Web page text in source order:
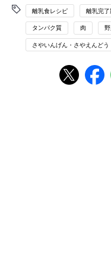
(1)さやいんげん1本はゆ
(2)牛薄切り肉（赤身）1
巻き、全体に小麦粉適
(3)サラダ油少々を熱した
(4)だし汁大さじ1、しょ
えて煮詰め、3つに切っ
離乳食レシピ 離乳完
タンパク質 肉
さやいんげん・さやえんどう